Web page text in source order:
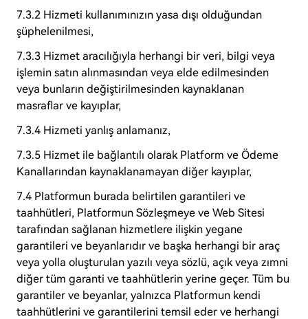
7.3.2 Hizmeti kullanımınızın yasa dışı olduğundan
şüphelenilmesi,
7.3.3 Hizmet aracılığıyla herhangi bir veri, bilgi veya
işlemin satın alınmasından veya elde edilmesinden
veya bunların değiştirilmesinden kaynaklanan
masraflar ve kayıplar,
7.3.4 Hizmeti yanlış anlamanız,
7.3.5 Hizmet ile bağlantılı olarak Platform ve Ödeme
Kanallarından kaynaklanamayan diğer kayıplar,
7.4 Platformun burada belirtilen garantileri ve
taahhütleri, Platformun Sözleşmeye ve Web Sitesi
tarafından sağlanan hizmetlere ilişkin yegane
garantileri ve beyanlarıdır ve başka herhangi bir araç
veya yolla oluşturulan yazılı veya sözlü, açık veya zımni
diğer tüm garanti ve taahhütlerin yerine geçer. Tüm bu
garantiler ve beyanlar, yalnızca Platformun kendi
taahhütlerini ve garantilerini temsil eder ve herhangi